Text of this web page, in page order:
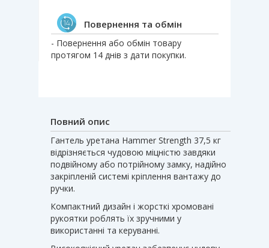
Повернення та обмін
- Повернення або обмін товару
протягом 14 днів з дати покупки.
Повний опис
Гантель уретана Hammer Strength 37,5 кг
відрізняється чудовою міцністю завдяки
подвійному або потрійному замку, надійно
закріпленій системі кріплення вантажу до
ручки.
Компактний дизайн і жорсткі хромовані
рукоятки роблять їх зручними у
використанні та керуванні.